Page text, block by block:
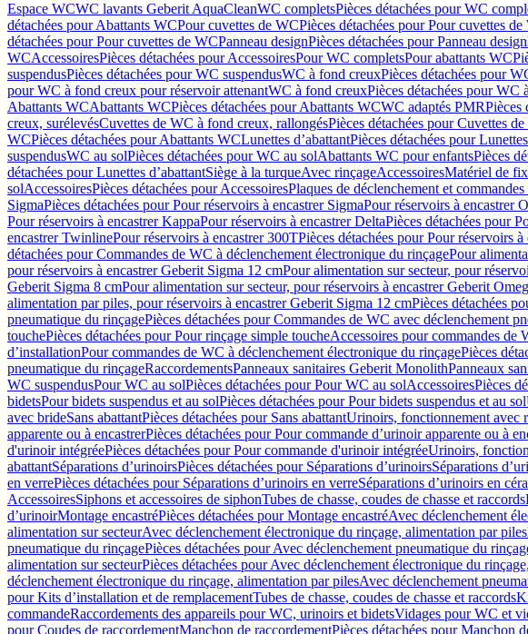
Espace WCWC lavants Geberit AquaCleanWC completsPièces détachées pour WC
détachées pour Abattants WCPour cuvettes de WCPièces détachées pour Pour cuvettes de
détachées pour Pour cuvettes de WCPanneau designPièces détachées pour Panneau design
WCAccessoiresPièces détachées pour AccessoiresPour WC completsPour abattants WC
suspendusPièces détachées pour WC suspendusWC à fond creuxPièces détachées pour
pour WC à fond creux pour réservoir attenantWC à fond creuxPièces détachées pour WC
Abattants WCAbattants WCPièces détachées pour Abattants WCWC adaptés PMRPièces
creux, surélevésCuvettes de WC à fond creux, rallongésPièces détachées pour Cuvettes
WCPièces détachées pour Abattants WCLunettes d’abattantPièces détachées pour
suspendusWC au solPièces détachées pour WC au solAbattants WC pour enfantsPièces
détachées pour Lunettes d’abattantSiège à la turqueAvec rinçageAccessoiresMatériel de
solAccessoiresPièces détachées pour AccessoiresPlaques de déclenchement et
SigmaPièces détachées pour Pour réservoirs à encastrer SigmaPour réservoirs à encastrer
Pour réservoirs à encastrer KappaPour réservoirs à encastrer DeltaPièces détachées pour
encastrer TwinlinePour réservoirs à encastrer 300TPièces détachées pour Pour réservoirs
détachées pour Commandes de WC à déclenchement électronique du rinçagePour
pour réservoirs à encastrer Geberit Sigma 12 cmPour alimentation sur secteur, pour
Geberit Sigma 8 cmPour alimentation sur secteur, pour réservoirs à encastrer Geberit
alimentation par piles, pour réservoirs à encastrer Geberit Sigma 12 cmPièces détachées
pneumatique du rinçagePièces détachées pour Commandes de WC avec déclenchement
touchePièces détachées pour Pour rinçage simple toucheAccessoires pour commandes de
d’installationPour commandes de WC à déclenchement électronique du rinçagePièces
pneumatique du rinçageRaccordementsPanneaux sanitaires Geberit MonolithPanneaux
WC suspendusPour WC au solPièces détachées pour Pour WC au solAccessoiresPièces
bidetsPour bidets suspendus et au solPièces détachées pour Pour bidets suspendus et au sol
avec brideSans abattantPièces détachées pour Sans abattantUrinoirs, fonctionnement avec
apparente ou à encastrerPièces détachées pour Pour commande d’urinoir apparente ou à
d'urinoir intégréePièces détachées pour Pour commande d'urinoir intégréeUrinoirs,
abattantSéparations d’urinoirsPièces détachées pour Séparations d’urinoirsSéparations
en verrePièces détachées pour Séparations d’urinoirs en verreSéparations d’urinoirs en
AccessoiresSiphons et accessoires de siphonTubes de chasse, coudes de chasse et raccords
dʼurinoirMontage encastréPièces détachées pour Montage encastréAvec déclenchement
alimentation sur secteurAvec déclenchement électronique du rinçage, alimentation par piles
pneumatique du rinçagePièces détachées pour Avec déclenchement pneumatique du
alimentation sur secteurPièces détachées pour Avec déclenchement électronique du
déclenchement électronique du rinçage, alimentation par pilesAvec déclenchement
pour Kits d’installation et de remplacementTubes de chasse, coudes de chasse et raccords
commandeRaccordements des appareils pour WC, urinoirs et bidetsVidages pour WC et
pour Coudes de raccordementManchon de raccordementPièces détachées pour Manchon